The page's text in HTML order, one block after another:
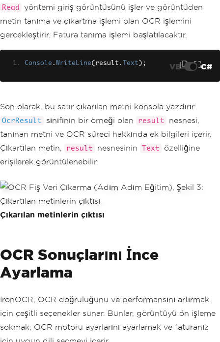
Read
yöntemi giriş görüntüsünü işler ve görüntüden
metin tanıma ve çıkartma işlemi olan OCR işlemini
gerçekleştirir. Fatura tanıma işlemi başlatılacaktır.
Console . WriteLine( result . Text ); VB C#
Son olarak, bu satır çıkarılan metni konsola yazdırır.
OcrResult sınıfının bir örneği olan result
nesnesi,
tanınan metni ve OCR süreci hakkında ek bilgileri içerir.
Çıkartılan metin,
result nesnesinin Text
özelliğine
erişilerek görüntülenebilir.
Çıkarılan metinlerin çıktısı
OCR Sonuçlarını İnce
Ayarlama
IronOCR, OCR doğruluğunu ve performansını artırmak
için çeşitli seçenekler sunar. Bunlar, görüntüyü ön işleme
sokmak, OCR motoru ayarlarını ayarlamak ve faturanız